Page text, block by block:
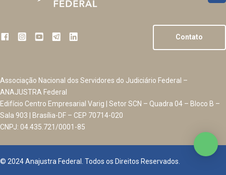
Contato
Associação Nacional dos Servidores do Judiciário Federal –
ANAJUSTRA Federal
Edifício Centro Empresarial Varig | Setor SCN – Quadra 04 – Bloco B –
Sala 903 | Brasília-DF – CEP 70714-020
CNPJ: 04.435.721/0001-85
© 2024 Anajustra Federal. Todos os Direitos Reservados.